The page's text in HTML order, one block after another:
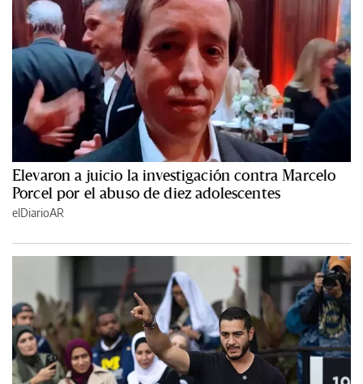
Elevaron a juicio la investigación contra Marcelo
Porcel por el abuso de diez adolescentes
elDiarioAR